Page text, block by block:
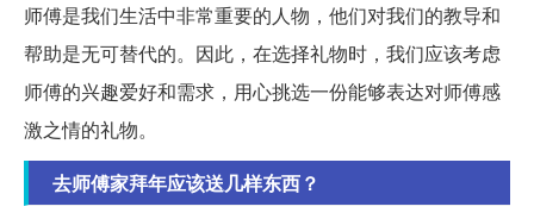
师傅是我们生活中非常重要的人物，他们对我们的教导和
帮助是无可替代的。因此，在选择礼物时，我们应该考虑
师傅的兴趣爱好和需求，用心挑选一份能够表达对师傅感
激之情的礼物。
去师傅家拜年应该送几样东西？